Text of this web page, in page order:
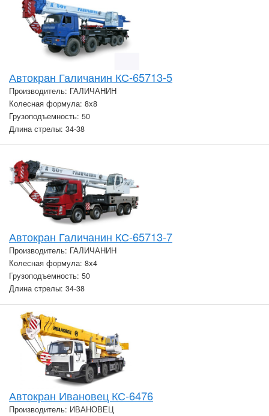
Автокран Галичанин КС-65713-5
Производитель: ГАЛИЧАНИН
Колесная формула: 8х8
Грузоподъемность: 50
Длина стрелы: 34-38
Автокран Галичанин КС-65713-7
Производитель: ГАЛИЧАНИН
Колесная формула: 8х4
Грузоподъемность: 50
Длина стрелы: 34-38
Автокран Ивановец КС-6476
Производитель: ИВАНОВЕЦ